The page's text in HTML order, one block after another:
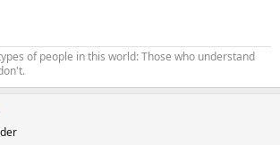
of people in this world: Those who understand